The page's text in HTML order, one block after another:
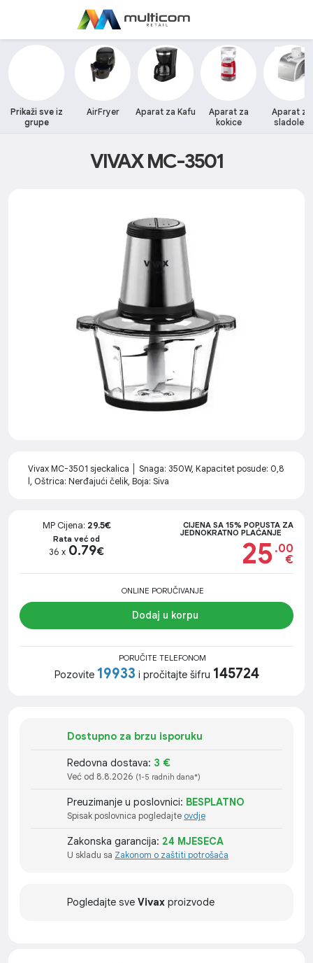
Prikaži sve iz
grupe
AirFryer Aparat za Kafu
Aparat za
kokice
Aparat za
sladoled
VIVAX MC-3501
Vivax MC-3501 sjeckalica │ Snaga: 350W, Kapacitet posude: 0,8
l, Oštrica: Nerđajući čelik, Boja: Siva
MP Cijena: 29.5€
Rata već od
36 x 0.79€
CIJENA SA 15% POPUSTA ZA
JEDNOKRATNO PLAĆANJE
25 .00
€
ONLINE PORUČIVANJE
Dodaj u korpu
PORUČITE TELEFONOM
Pozovite 19933 i pročitajte šifru 145724
Dostupno za brzu isporuku
Redovna dostava: 3 €
Već od 8.8.2026 (1-5 radnih dana*)
Preuzimanje u poslovnici: BESPLATNO
Spisak poslovnica pogledajte ovdje
Zakonska garancija: 24 MJESECA
U skladu sa Zakonom o zaštiti potrošača
Pogledajte sve Vivax proizvode